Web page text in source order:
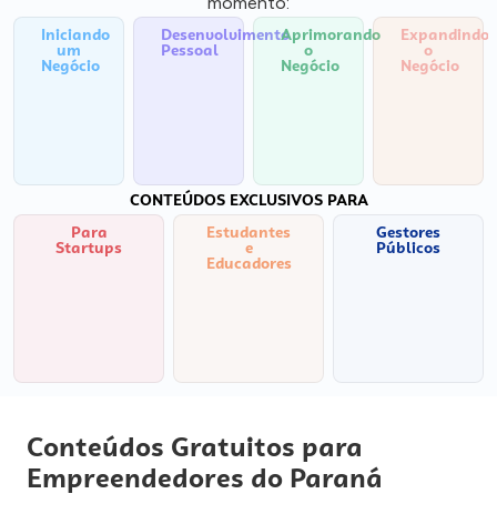
Iniciando
um
Negócio
Desenvolvimento
Pessoal
Aprimorando
o
Negócio
Expandindo
o
Negócio
CONTEÚDOS EXCLUSIVOS PARA
Para
Startups
Estudantes
e
Educadores
Gestores
Públicos
Conteúdos Gratuitos para
Empreendedores do Paraná